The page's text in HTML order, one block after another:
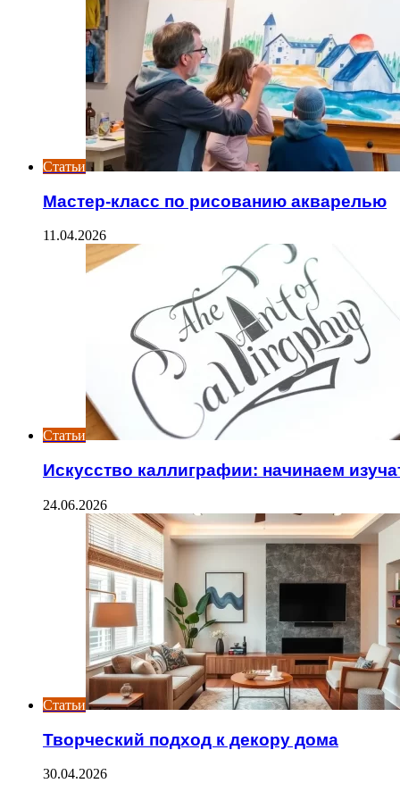
Статьи
Мастер-класс по рисованию акварелью
11.04.2026
Статьи
Искусство каллиграфии: начинаем
24.06.2026
Статьи
Творческий подход к декору дома
30.04.2026